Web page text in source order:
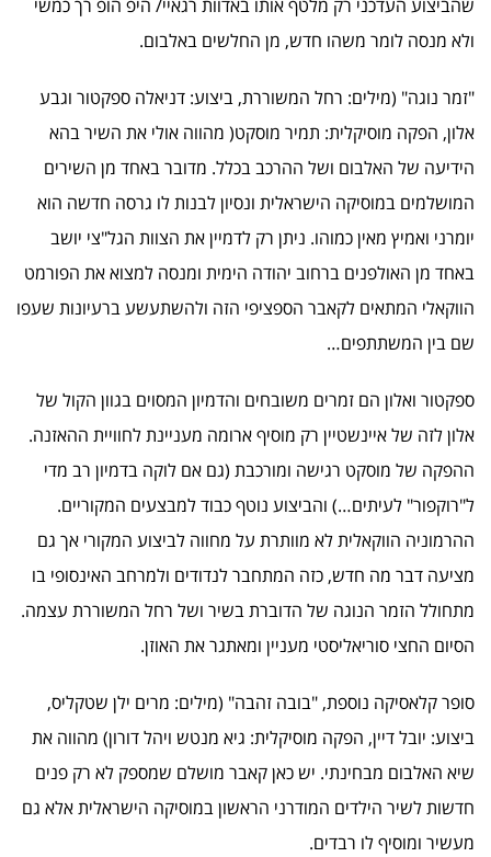
שהביצוע העדכני רק מלטף אותו באדוות רגאיי/ היפ הופ רך כמשי
ולא מנסה לומר משהו חדש, מן החלשים באלבום.
"זמר נוגה" (מילים: רחל המשוררת, ביצוע: דניאלה ספקטור וגבע
אלון, הפקה מוסיקלית: תמיר מוסקט( מהווה אולי את השיר בהא
הידיעה של האלבום ושל ההרכב בכלל. מדובר באחד מן השירים
המושלמים במוסיקה הישראלית ונסיון לבנות לו גרסה חדשה הוא
יומרני ואמיץ מאין כמוהו. ניתן רק לדמיין את הצוות הגל"צי יושב
באחד מן האולפנים ברחוב יהודה הימית ומנסה למצוא את הפורמט
הווקאלי המתאים לקאבר הספציפי הזה ולהשתעשע ברעיונות שעפו
שם בין המשתתפים…
ספקטור ואלון הם זמרים משובחים והדמיון המסוים בגוון הקול של
אלון לזה של איינשטיין רק מוסיף ארומה מעניינת לחוויית ההאזנה.
ההפקה של מוסקט רגישה ומורכבת (גם אם לוקה בדמיון רב מדי
ל"רוקפור" לעיתים…) והביצוע נוטף כבוד למבצעים המקוריים.
ההרמוניה הווקאלית לא מוותרת על מחווה לביצוע המקורי אך גם
מציעה דבר מה חדש, כזה המתחבר לנדודים ולמרחב האינסופי בו
מתחולל הזמר הנוגה של הדוברת בשיר ושל רחל המשוררת עצמה.
הסיום החצי סוריאליסטי מעניין ומאתגר את האוזן.
סופר קלאסיקה נוספת, "בובה זהבה" (מילים: מרים ילן שטקליס,
ביצוע: יובל דיין, הפקה מוסיקלית: גיא מנטש ויהל דורון) מהווה את
שיא האלבום מבחינתי. יש כאן קאבר מושלם שמספק לא רק פנים
חדשות לשיר הילדים המודרני הראשון במוסיקה הישראלית אלא גם
מעשיר ומוסיף לו רבדים.